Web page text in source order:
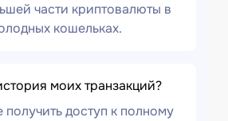
части криптовалюты в
кошельках.
моих транзакций?
доступ к полному